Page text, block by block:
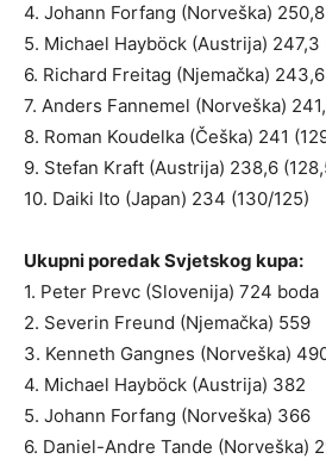
4. Johann Forfang (Norveška)
5. Michael Hayböck (Austrija) 247,3
6. Richard Freitag (Njemačka)
7. Anders Fannemel (Norveška)
8. Roman Koudelka (Češka) 241
9. Stefan Kraft (Austrija) 238,6
10. Daiki Ito (Japan) 234 (130/125)
Ukupni poredak Svjetskog kupa:
1. Peter Prevc (Slovenija) 724 boda
2. Severin Freund (Njemačka) 559
3. Kenneth Gangnes (Norveška)
4. Michael Hayböck (Austrija) 382
5. Johann Forfang (Norveška) 366
6. Daniel-Andre Tande (Norveška)